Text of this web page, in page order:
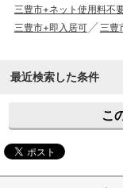
三豊市+ネット使用料不
三豊市+即入居可
三豊
最近検索した条件
こ